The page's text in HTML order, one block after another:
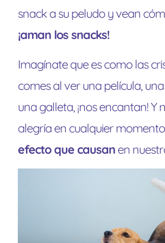
snack a su peludo y vean
¡aman los snacks!
Imagínate que es como las
comes al ver una película,
una galleta, ¡nos encantan! Y
alegría en cualquier
efecto que causan en